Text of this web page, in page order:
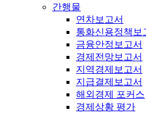
간행물
연차보고서
통화신용정책보
금융안정보고서
경제전망보고서
지역경제보고서
지급결제보고서
해외경제 포커스
경제상황 평가